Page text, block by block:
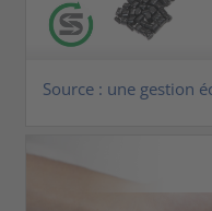
Source : une gestion